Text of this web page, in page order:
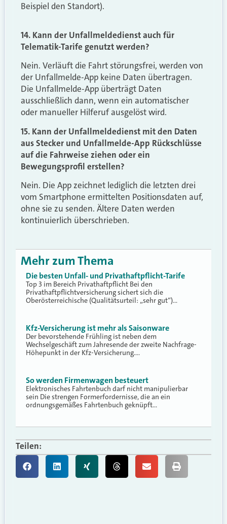
Beispiel den Standort).
14. Kann der Unfallmeldedienst auch für
Telematik-Tarife genutzt werden?
Nein. Verläuft die Fahrt störungsfrei, werden von
der Unfallmelde-App keine Daten übertragen.
Die Unfallmelde-App überträgt Daten
ausschließlich dann, wenn ein automatischer
oder manueller Hilferuf ausgelöst wird.
15. Kann der Unfallmeldedienst mit den Daten
aus Stecker und Unfallmelde-App Rückschlüsse
auf die Fahrweise ziehen oder ein
Bewegungsprofil erstellen?
Nein. Die App zeichnet lediglich die letzten drei
vom Smartphone ermittelten Positionsdaten auf,
ohne sie zu senden. Ältere Daten werden
kontinuierlich überschrieben.
Mehr zum Thema
Die besten Unfall- und Privathaftpflicht-Tarife
Top 3 im Bereich Privathaftpflicht Bei den
Privathaftpflichtversicherung sichert sich die
Oberösterreichische (Qualitätsurteil: „sehr gut“)…
Kfz-Versicherung ist mehr als Saisonware
Der bevorstehende Frühling ist neben dem
Wechselgeschäft zum Jahresende der zweite Nachfrage-
Höhepunkt in der Kfz-Versicherung.…
So werden Firmenwagen besteuert
Elektronisches Fahrtenbuch darf nicht manipulierbar
sein Die strengen Formerfordernisse, die an ein
ordnungsgemäßes Fahrtenbuch geknüpft…
Teilen: